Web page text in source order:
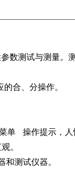
数测试与测量。
合、分操作。
单 操作提示，人
。
测试仪器。